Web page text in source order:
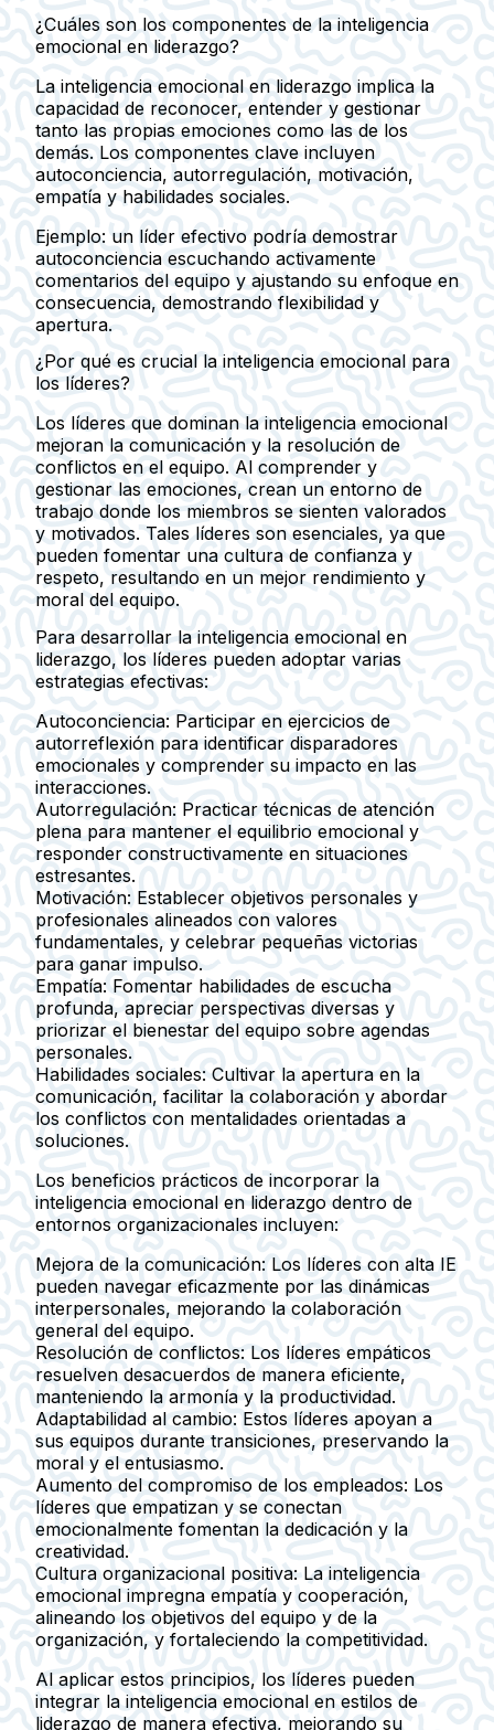
¿Cuáles son los componentes de la inteligencia
emocional en liderazgo?
La inteligencia emocional en liderazgo implica la
capacidad de reconocer, entender y gestionar
tanto las propias emociones como las de los
demás. Los componentes clave incluyen
autoconciencia, autorregulación, motivación,
empatía y habilidades sociales.
Ejemplo: un líder efectivo podría demostrar
autoconciencia escuchando activamente
comentarios del equipo y ajustando su enfoque en
consecuencia, demostrando flexibilidad y
apertura.
¿Por qué es crucial la inteligencia emocional para
los líderes?
Los líderes que dominan la inteligencia emocional
mejoran la comunicación y la resolución de
conflictos en el equipo. Al comprender y
gestionar las emociones, crean un entorno de
trabajo donde los miembros se sienten valorados
y motivados. Tales líderes son esenciales, ya que
pueden fomentar una cultura de confianza y
respeto, resultando en un mejor rendimiento y
moral del equipo.
Para desarrollar la inteligencia emocional en
liderazgo, los líderes pueden adoptar varias
estrategias efectivas:
Autoconciencia: Participar en ejercicios de
autorreflexión para identificar disparadores
emocionales y comprender su impacto en las
interacciones.
Autorregulación: Practicar técnicas de atención
plena para mantener el equilibrio emocional y
responder constructivamente en situaciones
estresantes.
Motivación: Establecer objetivos personales y
profesionales alineados con valores
fundamentales, y celebrar pequeñas victorias
para ganar impulso.
Empatía: Fomentar habilidades de escucha
profunda, apreciar perspectivas diversas y
priorizar el bienestar del equipo sobre agendas
personales.
Habilidades sociales: Cultivar la apertura en la
comunicación, facilitar la colaboración y abordar
los conflictos con mentalidades orientadas a
soluciones.
Los beneficios prácticos de incorporar la
inteligencia emocional en liderazgo dentro de
entornos organizacionales incluyen:
Mejora de la comunicación: Los líderes con alta IE
pueden navegar eficazmente por las dinámicas
interpersonales, mejorando la colaboración
general del equipo.
Resolución de conflictos: Los líderes empáticos
resuelven desacuerdos de manera eficiente,
manteniendo la armonía y la productividad.
Adaptabilidad al cambio: Estos líderes apoyan a
sus equipos durante transiciones, preservando la
moral y el entusiasmo.
Aumento del compromiso de los empleados: Los
líderes que empatizan y se conectan
emocionalmente fomentan la dedicación y la
creatividad.
Cultura organizacional positiva: La inteligencia
emocional impregna empatía y cooperación,
alineando los objetivos del equipo y de la
organización, y fortaleciendo la competitividad.
Al aplicar estos principios, los líderes pueden
integrar la inteligencia emocional en estilos de
liderazgo de manera efectiva, mejorando su